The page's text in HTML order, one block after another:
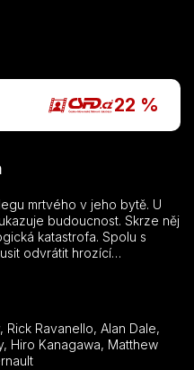
22 %
mrtvého v jeho bytě. U
budoucnost. Skrze něj
Spolu s
odvrátit hrozící
i zkorumpovaní vládní